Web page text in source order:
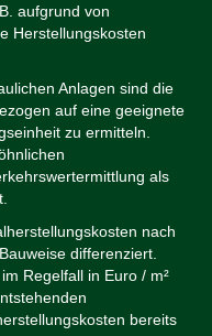
aufgrund von
Herstellungskosten
Anlagen sind die
auf eine geeignete
zu ermitteln.
als
nach
differenziert.
Regelfall in Euro / m²
bereits